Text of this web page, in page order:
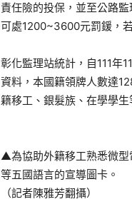
責任險的投保，並至公路
可處1200~3600元罰鍰，
彰化監理站統計，自111年
資料，本國籍領牌人數達
籍移工、銀髮族、在學學生
▲為協助外籍移工熟悉微型
等五國語言的宣導圖卡。
（記者陳雅芳翻攝）